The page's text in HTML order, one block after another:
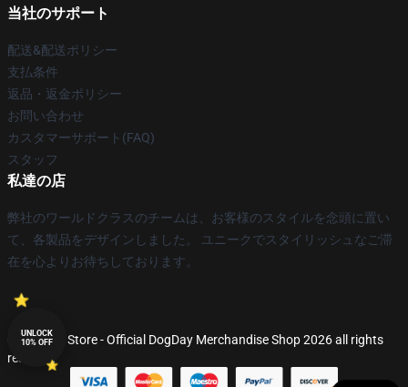
当社のサポート
配送&配送ポリシー
支払条件
返品・返金ポリシー
お問い合わせ
カスタマーサポート(FAQ)
スタッフ
私達の店
弊社のワールドクラスのチームは、お客様のスタイルを念頭に置い
て、各製品をデザインしました。 ユニークでスタイリッシュなご滞
在を心よりお待ちしております。
© DogDay Store - Official DogDay Merchandise Shop 2026 all rights
reserved
UNLOCK
10% OFF